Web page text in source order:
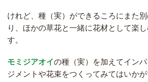
けれど、種（実）ができるころにまた
り、ほかの草花と一緒に花材として楽
す。
モミジアオイの種（実）を加えてイン
ジメントや花束をつくってみてはいか